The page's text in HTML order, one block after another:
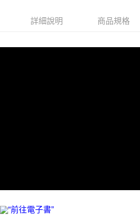
ATM付款
宅配
詳細說明 商品規格